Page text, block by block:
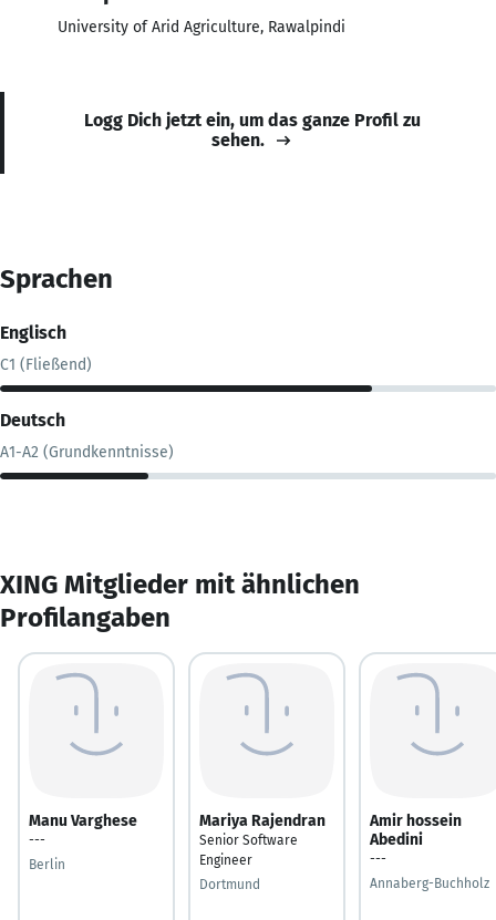
University of Arid Agriculture, Rawalpindi
Logg Dich jetzt ein, um das ganze Profil zu
sehen.
Sprachen
Englisch
C1 (Fließend)
Deutsch
A1-A2 (Grundkenntnisse)
XING Mitglieder mit ähnlichen
Profilangaben
Manu Varghese
---
Berlin
Mariya Rajendran
Senior Software
Engineer
Dortmund
Amir hossein
Abedini
---
Annaberg-Buchholz